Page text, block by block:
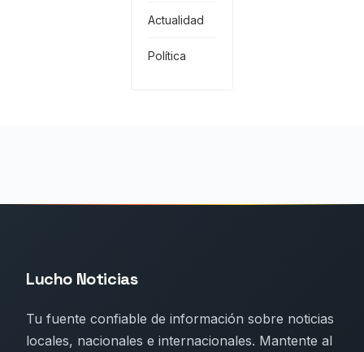
Actualidad
Política
Lucho Noticias
Tu fuente confiable de información sobre noticias
locales, nacionales e internacionales. Mantente al